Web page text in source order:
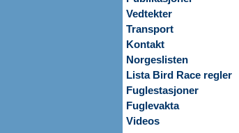
Vedtekter
Transport
Kontakt
Norgeslisten
Lista Bird Race regler
Fuglestasjoner
Fuglevakta
Videos